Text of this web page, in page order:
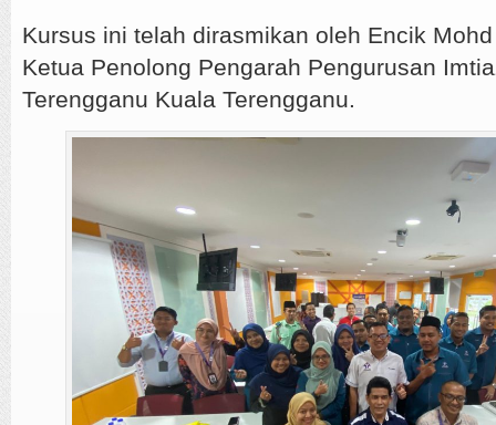
Kursus ini telah dirasmikan oleh Encik
Ketua Penolong Pengarah Pengurusan
Terengganu Kuala Terengganu.